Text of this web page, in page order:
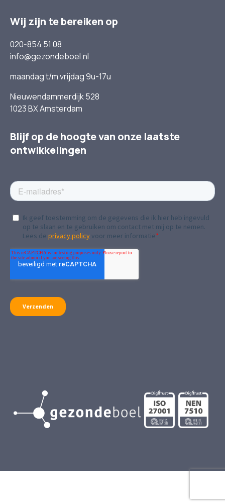
Wij zijn te bereiken op
020-854 51 08
info@gezondeboel.nl
maandag t/m vrijdag 9u-17u
Nieuwendammerdijk 528
1023 BX Amsterdam
Blijf op de hoogte van onze laatste
ontwikkelingen